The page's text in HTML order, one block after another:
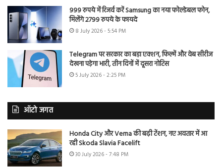
999 रुपये में रिजर्व करें Samsung का नया फोल्डेबल फोन,
मिलेंगे 2799 रुपये के फायदे
8 July 2026 - 5:54 PM
Telegram पर सरकार का बड़ा एक्शन, फिल्में और वेब सीरीज
देखना पड़ेगा भारी, तीन दिनों में दूसरा नोटिस
5 July 2026 - 2:25 PM
ऑटो जगत
Honda City और Verna की बढ़ी टेंशन, नए अवतार में आ
रही Skoda Slavia Facelift
30 July 2026 - 7:48 PM